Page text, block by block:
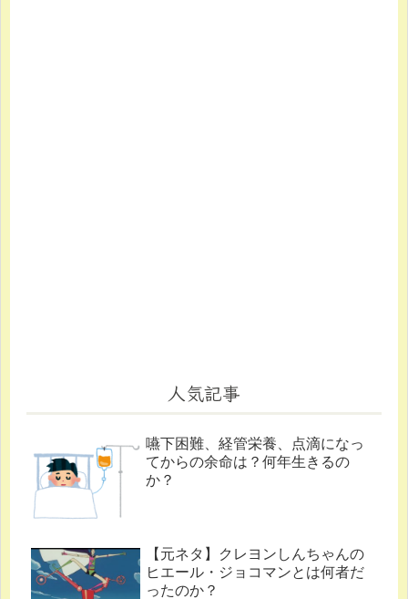
人気記事
嚥下困難、経管栄養、点滴になっ
てからの余命は？何年生きるの
か？
【元ネタ】クレヨンしんちゃんの
ヒエール・ジョコマンとは何者だ
ったのか？